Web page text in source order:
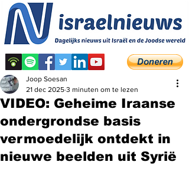
VIDEO: Geheime Iraanse
ondergrondse basis
vermoedelijk ontdekt in
nieuwe beelden uit Syrië
Joop Soesan
21 dec 2025 3 minuten om te lezen